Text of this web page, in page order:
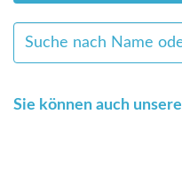
Sie können auch unsere